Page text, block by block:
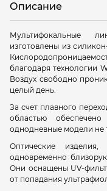
Описание
Мультифокальные
изготовлены из
благодаря технологии
Воздух свободно
целый день.
За счет плавного
областью
однодневные модели не
Оптические
одновременно
Они оснащены UV-
от попадания